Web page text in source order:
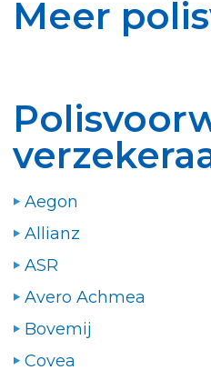
Meer
Aegon
Allianz
ASR
Avero Achmea
Bovemij
Covea